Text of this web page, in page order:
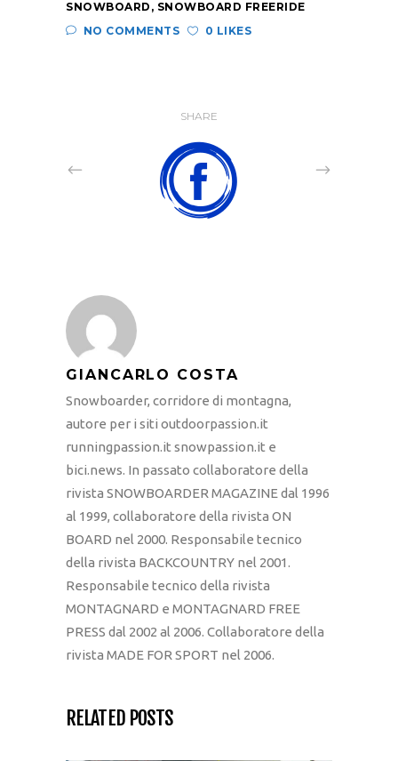
SNOWBOARD , SNOWBOARD FREERIDE
NO COMMENTS
0 LIKES
SHARE
GIANCARLO COSTA
Snowboarder, corridore di montagna,
autore per i siti outdoorpassion.it
runningpassion.it snowpassion.it e
bici.news. In passato collaboratore della
rivista SNOWBOARDER MAGAZINE dal 1996
al 1999, collaboratore della rivista ON
BOARD nel 2000. Responsabile tecnico
della rivista BACKCOUNTRY nel 2001.
Responsabile tecnico della rivista
MONTAGNARD e MONTAGNARD FREE
PRESS dal 2002 al 2006. Collaboratore della
rivista MADE FOR SPORT nel 2006.
RELATED POSTS